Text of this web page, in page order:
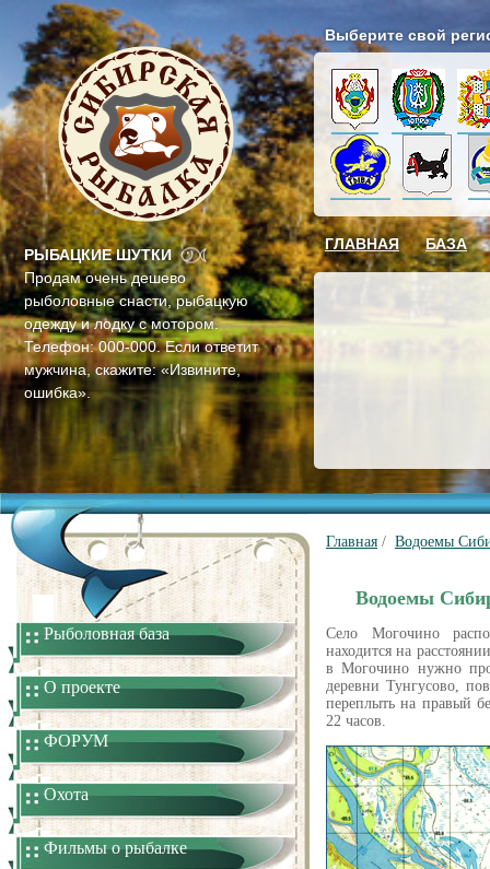
РЫБАЦКИЕ ШУТКИ
Продам очень дешево
рыболовные снасти, рыбацкую
одежду и лодку с мотором.
Телефон: 000-000. Если ответит
мужчина, скажите: «Извините,
ошибка».
Выберите свой
ГЛАВНАЯ БАЗА
Рыболовная база
О проекте
ФОРУМ
Охота
Фильмы о рыбалке
Главная / Водоемы
Водоемы
Село Могочино
находится на
в Могочино нужно
деревни Тунгусово,
переплыть на правый
22 часов.